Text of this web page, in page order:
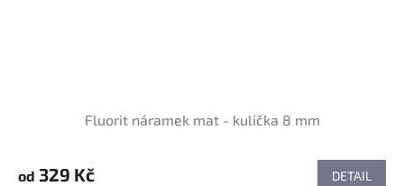
Fluorit náramek mat - kulička 8 mm
od 329 Kč DETAIL